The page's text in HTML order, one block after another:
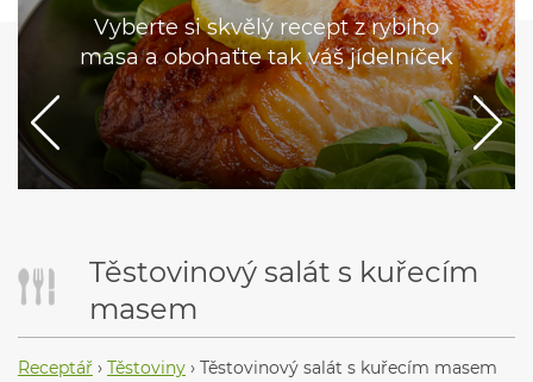
Vyberte si skvělý recept z rybího
masa a obohaťte tak váš jídelníček
Těstovinový salát s kuřecím
masem
Receptář › Těstoviny › Těstovinový salát s kuřecím masem